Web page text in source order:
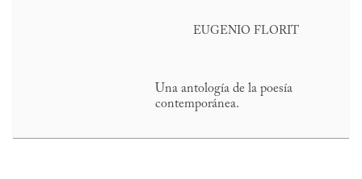
EUGENIO FLORIT
Una antología de la poesía
contemporánea.